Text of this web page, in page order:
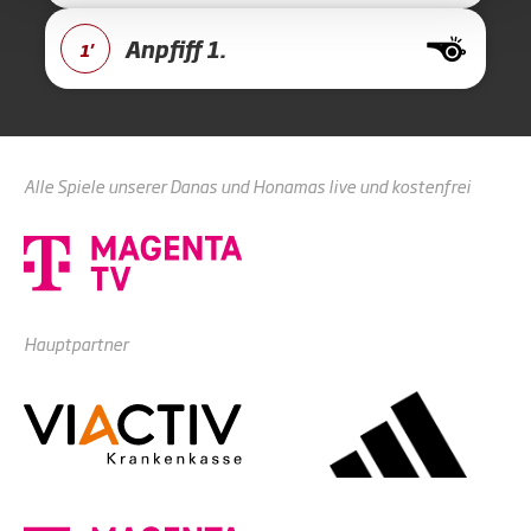
1' Anpfiff 1.
Alle Spiele unserer Danas und Honamas live und kostenfrei
Hauptpartner